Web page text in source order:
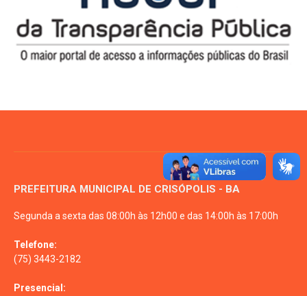
PREFEITURA MUNICIPAL DE CRISÓPOLIS - BA
Segunda a sexta das 08:00h às 12h00 e das 14:00h às 17:00h
Telefone:
(75) 3443-2182
Presencial: